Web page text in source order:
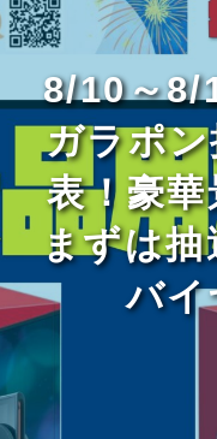
8/10～8/
ガラポ
表！豪
まずは
バイ